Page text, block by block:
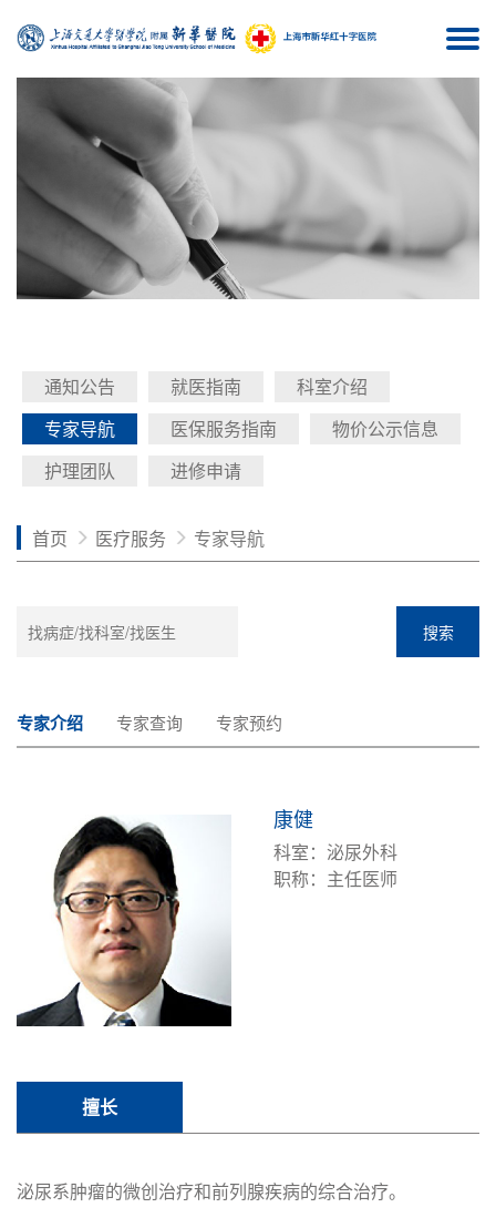
通知公告 就医指南
科室介绍
专家导航
医保服务指南
物价公示信息
护理团队
进修申请
首页 医疗服务 专家导航
搜索
专家介绍 专家查询 专家预约
康健
科室：泌尿外科
职称：主任医师
擅长
泌尿系肿瘤的微创治疗和前列腺疾病的综合治疗。